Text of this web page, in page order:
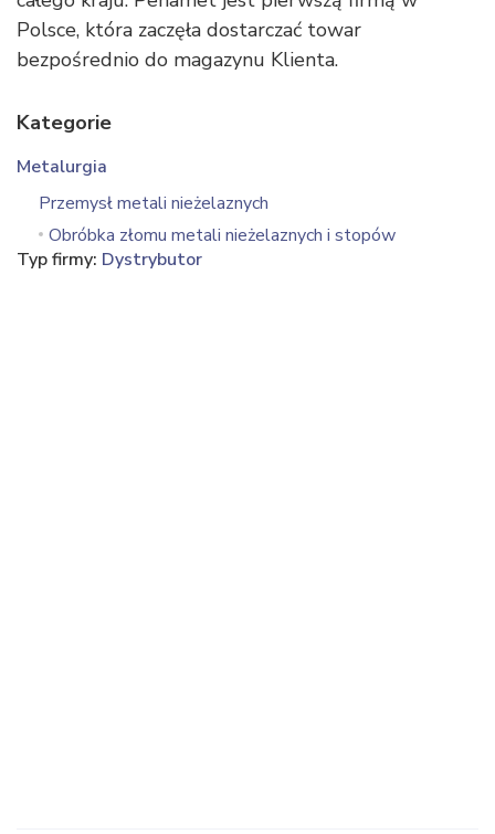
Polsce, która zaczęła dostarczać towar
bezpośrednio do magazynu Klienta.
Kategorie
Metalurgia
Przemysł metali nieżelaznych
Obróbka złomu metali nieżelaznych i stopów
Typ firmy: Dystrybutor